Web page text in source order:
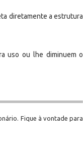
diretamente a estrutura
uso ou lhe diminuem o
Fique à vontade para